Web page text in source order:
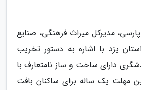
مدیرکل میراث فرهنگی، صنایع
یزد با اشاره به دستور تخریب
دارای ساخت و ساز نامتعارف با
مهلت یک ساله برای ساکنان بافت